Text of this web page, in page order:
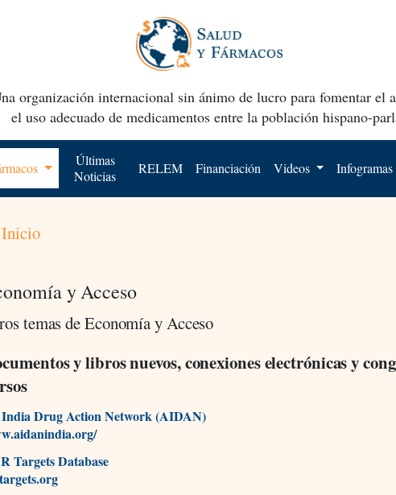
organización internacional sin ánimo de lucro para fomentar el
el uso adecuado de medicamentos entre la población hispano-
Últimas
Noticias
RELEM Financiación Videos Infogramas
Inicio
y Acceso
temas de Economía y Acceso
y libros nuevos, conexiones electrónicas y
Drug Action Network (AIDAN)
Targets Database